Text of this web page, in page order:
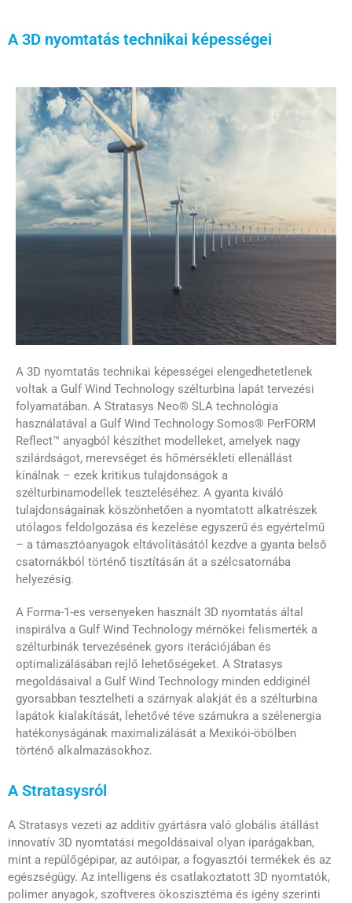
A 3D nyomtatás technikai képességei
A 3D nyomtatás technikai képességei elengedhetetlenek
voltak a Gulf Wind Technology szélturbina lapát tervezési
folyamatában. A Stratasys Neo® SLA technológia
használatával a Gulf Wind Technology Somos® PerFORM
Reflect™ anyagból készíthet modelleket, amelyek nagy
szilárdságot, merevséget és hőmérsékleti ellenállást
kínálnak – ezek kritikus tulajdonságok a
szélturbinamodellek teszteléséhez. A gyanta kiváló
tulajdonságainak köszönhetően a nyomtatott alkatrészek
utólagos feldolgozása és kezelése egyszerű és egyértelmű
– a támasztóanyagok eltávolításától kezdve a gyanta belső
csatornákból történő tisztításán át a szélcsatornába
helyezésig.
A Forma-1-es versenyeken használt 3D nyomtatás által
inspirálva a Gulf Wind Technology mérnökei felismerték a
szélturbinák tervezésének gyors iterációjában és
optimalizálásában rejlő lehetőségeket. A Stratasys
megoldásaival a Gulf Wind Technology minden eddiginél
gyorsabban tesztelheti a szárnyak alakját és a szélturbina
lapátok kialakítását, lehetővé téve számukra a szélenergia
hatékonyságának maximalizálását a Mexikói-öbölben
történő alkalmazásokhoz.
A Stratasysról
A Stratasys vezeti az additív gyártásra való globális átállást
innovatív 3D nyomtatási megoldásaival olyan iparágakban,
mint a repülőgépipar, az autóipar, a fogyasztói termékek és az
egészségügy. Az intelligens és csatlakoztatott 3D nyomtatók,
polimer anyagok, szoftveres ökoszisztéma és igény szerinti